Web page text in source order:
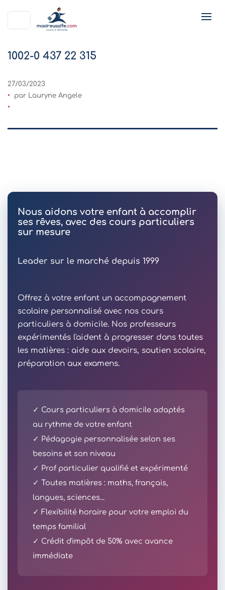
1002-0 437 22 315
27/03/2023
par Lauryne Angele
Nous aidons votre enfant à accomplir
ses rêves, avec des cours particuliers
sur mesure
Leader sur le marché depuis 1999
Offrez à votre enfant un accompagnement
scolaire personnalisé avec nos cours
particuliers à domicile. Nos professeurs
expérimentés l'aident à progresser dans toutes
les matières : aide aux devoirs, soutien scolaire,
préparation aux examens.
✓ Cours particuliers à domicile adaptés
au rythme de votre enfant
✓ Pédagogie personnalisée selon ses
besoins et son niveau
✓ Prof particulier qualifié et expérimenté
✓ Toutes matières : maths, français,
langues, sciences...
✓ Flexibilité horaire pour votre emploi du
temps familial
✓ Crédit d'impôt de 50% avec avance
immédiate